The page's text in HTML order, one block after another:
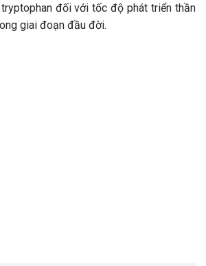
đối với tốc độ phát triển thần
giai đoạn đầu đời.